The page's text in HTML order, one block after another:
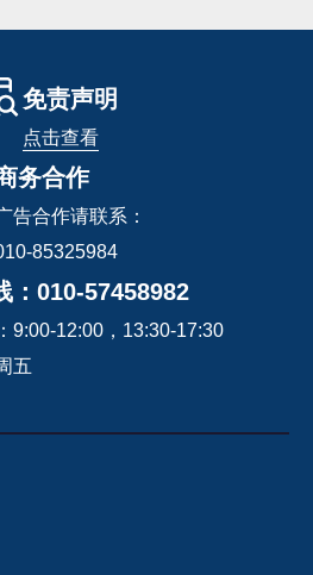
免责声明
点击查看
务合作
告合作请联系：
85325984
：010-57458982
9:00-12:00，13:30-17:30
五